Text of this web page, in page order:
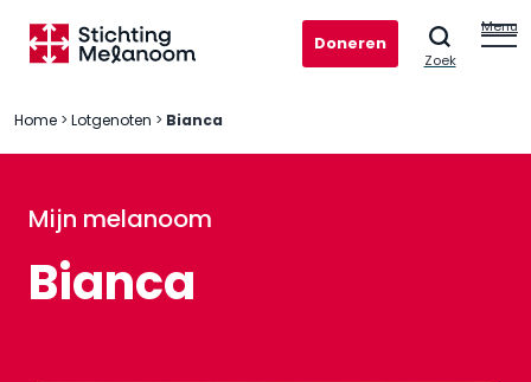
Doneren
Zoek
Menu
Home > Lotgenoten > Bianca
Mijn melanoom
Bianca